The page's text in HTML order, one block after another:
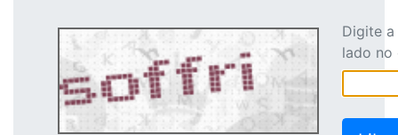
Digite
lado no